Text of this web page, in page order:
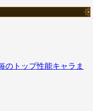
のトップ性能キャラま